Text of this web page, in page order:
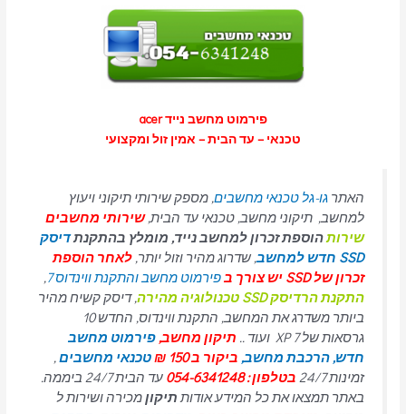
פירמוט מחשב נייד acer
טכנאי – עד הבית – אמין זול ומקצועי
האתרגו-גל טכנאי מחשבים, מספק שירותי תיקוני ויעוץ
למחשב, תיקוני מחשב, טכנאי עד הבית,שירותי מחשבים
שירותהוספת זכרון למחשב נייד, מומלץ בהתקנתדיסק
SSD חדש למחשב
, שדרוג מהיר וזול יותר, לאחר הוספת
זכרון של SSD יש צורך ב
פירמוט מחשב והתקנת ווינדוס 7 ,
התקנת הרדיסק SSD טכנולוגיה מהירה
, דיסק קשיח מהיר
ביותר משדרג את המחשב, התקנת ווינדוס, החדש 10
גרסאות של 7 XP ועוד ..
תיקון מחשב,פירמוט מחשב
חדש, הרכבת מחשב, ביקור ב 150 ₪ טכנאי מחשבים,
זמינות 24/7
בטלפון : 054-6341248
עד הבית 24/7 ביממה.
באתר תמצאו את כל המידע אודותתיקוןמכירה ושירות ל